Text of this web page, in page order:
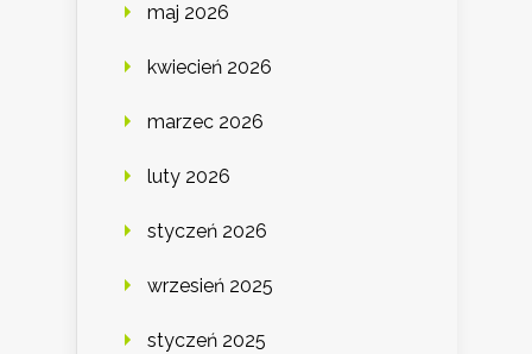
maj 2026
kwiecień 2026
marzec 2026
luty 2026
styczeń 2026
wrzesień 2025
styczeń 2025